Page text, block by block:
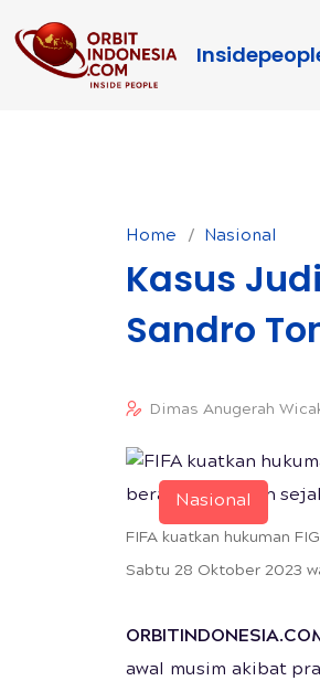
Home Nasional
Kasus
Sandro
Dimas Anugerah
FIFA kuatkan hukuman
Sabtu 28 Oktober 2023
Nasional
awal musim akibat